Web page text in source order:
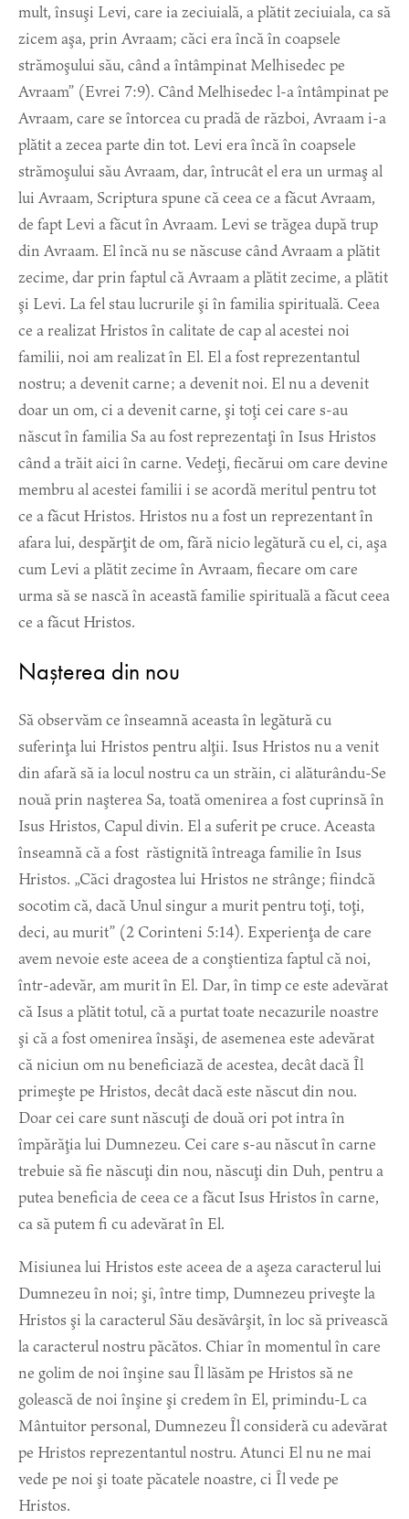
mult, însuşi Levi, care ia zeciuială, a plătit zeciuiala, ca să
zicem aşa, prin Avraam; căci era încă în coapsele
strămoşului său, când a întâmpinat Melhisedec pe
Avraam” (Evrei 7:9). Când Melhisedec l-a întâmpinat pe
Avraam, care se întorcea cu pradă de război, Avraam i-a
plătit a zecea parte din tot. Levi era încă în coapsele
strămoşului său Avraam, dar, întrucât el era un urmaş al
lui Avraam, Scriptura spune că ceea ce a făcut Avraam,
de fapt Levi a făcut în Avraam. Levi se trăgea după trup
din Avraam. El încă nu se născuse când Avraam a plătit
zecime, dar prin faptul că Avraam a plătit zecime, a plătit
şi Levi. La fel stau lucrurile şi în familia spirituală. Ceea
ce a realizat Hristos în calitate de cap al acestei noi
familii, noi am realizat în El. El a fost reprezentantul
nostru; a devenit carne; a devenit noi. El nu a devenit
doar un om, ci a devenit carne, şi toţi cei care s-au
născut în familia Sa au fost reprezentaţi în Isus Hristos
când a trăit aici în carne. Vedeţi, fiecărui om care devine
membru al acestei familii i se acordă meritul pentru tot
ce a făcut Hristos. Hristos nu a fost un reprezentant în
afara lui, despărţit de om, fără nicio legătură cu el, ci, aşa
cum Levi a plătit zecime în Avraam, fiecare om care
urma să se nască în această familie spirituală a făcut ceea
ce a făcut Hristos.
Nașterea din nou
Să observăm ce înseamnă aceasta în legătură cu
suferinţa lui Hristos pentru alţii. Isus Hristos nu a venit
din afară să ia locul nostru ca un străin, ci alăturându-Se
nouă prin naşterea Sa, toată omenirea a fost cuprinsă în
Isus Hristos, Capul divin. El a suferit pe cruce. Aceasta
înseamnă că a fost răstignită întreaga familie în Isus
Hristos. „Căci dragostea lui Hristos ne strânge; fiindcă
socotim că, dacă Unul singur a murit pentru toţi, toţi,
deci, au murit” (2 Corinteni 5:14). Experienţa de care
avem nevoie este aceea de a conştientiza faptul că noi,
într-adevăr, am murit în El. Dar, în timp ce este adevărat
că Isus a plătit totul, că a purtat toate necazurile noastre
şi că a fost omenirea însăşi, de asemenea este adevărat
că niciun om nu beneficiază de acestea, decât dacă Îl
primeşte pe Hristos, decât dacă este născut din nou.
Doar cei care sunt născuţi de două ori pot intra în
împărăţia lui Dumnezeu. Cei care s-au născut în carne
trebuie să fie născuţi din nou, născuţi din Duh, pentru a
putea beneficia de ceea ce a făcut Isus Hristos în carne,
ca să putem fi cu adevărat în El.
Misiunea lui Hristos este aceea de a aşeza caracterul lui
Dumnezeu în noi; şi, între timp, Dumnezeu priveşte la
Hristos şi la caracterul Său desăvârşit, în loc să privească
la caracterul nostru păcătos. Chiar în momentul în care
ne golim de noi înşine sau Îl lăsăm pe Hristos să ne
golească de noi înşine şi credem în El, primindu-L ca
Mântuitor personal, Dumnezeu Îl consideră cu adevărat
pe Hristos reprezentantul nostru. Atunci El nu ne mai
vede pe noi şi toate păcatele noastre, ci Îl vede pe
Hristos.